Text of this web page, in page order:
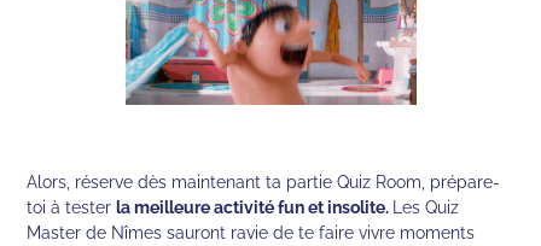
Alors, réserve dès maintenant ta partie Quiz Room, prépare-
toi à testerla meilleure activité fun et insolite. Les Quiz
Master de Nîmes sauront ravie de te faire vivre moments